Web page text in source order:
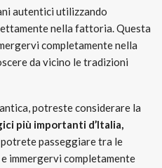
autentici utilizzando
nella fattoria. Questa
completamente nella
da vicino le tradizioni
potreste considerare la
più importanti d’Italia,
potrete passeggiare tra le
immergervi completamente